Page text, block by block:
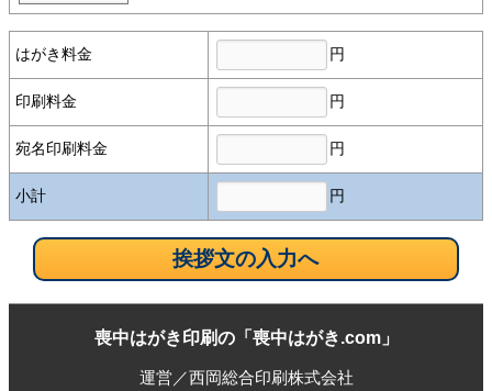
はがき料金 円
印刷料金 円
宛名印刷料金 円
小計 円
喪中はがき印刷の「喪中はがき.com」
運営／西岡総合印刷株式会社